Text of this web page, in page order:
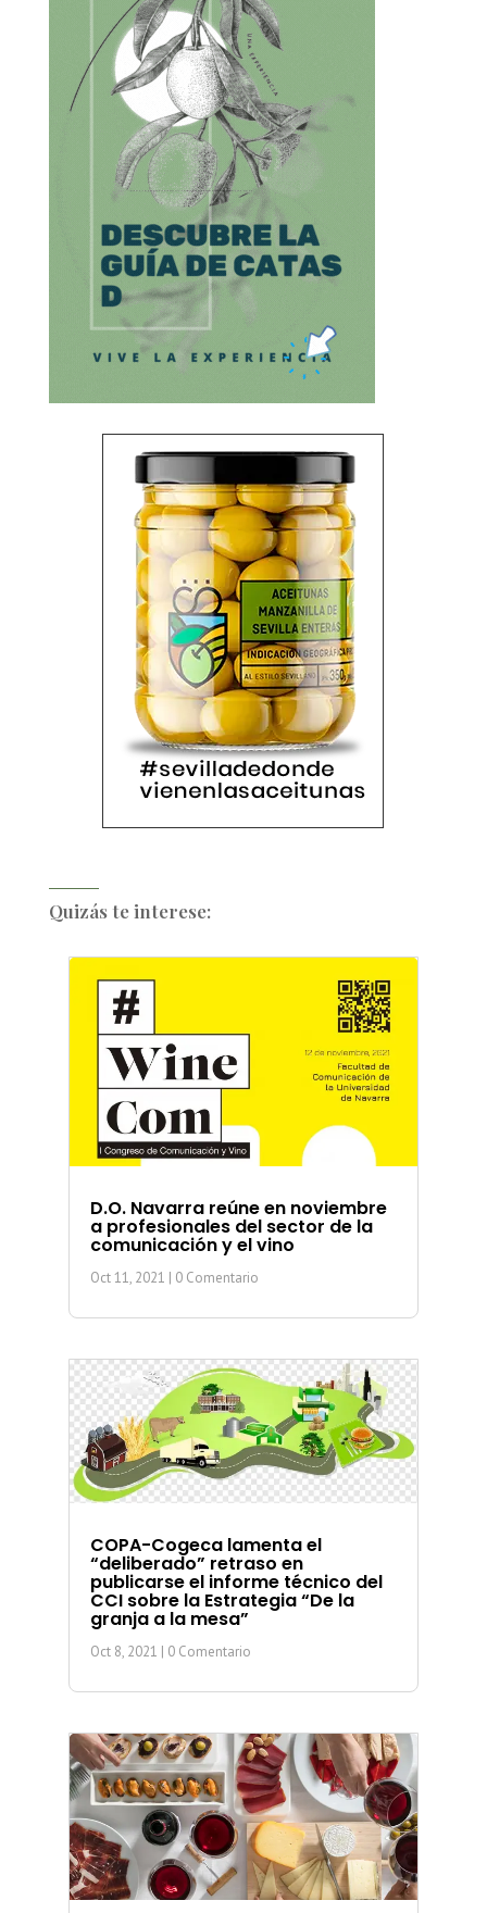
Quizás te interese:
D.O. Navarra reúne en noviembre
a profesionales del sector de la
comunicación y el vino
Oct 11, 2021 | 0 Comentario
COPA-Cogeca lamenta el
“deliberado” retraso en
publicarse el informe técnico del
CCI sobre la Estrategia “De la
granja a la mesa”
Oct 8, 2021 | 0 Comentario